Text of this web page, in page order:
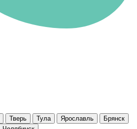
Тверь Тула Ярославль
Брянск